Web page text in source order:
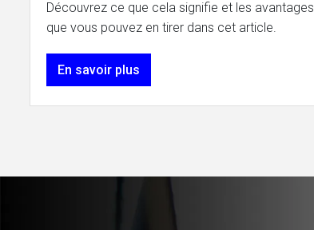
Découvrez ce que cela signifie et les avantages
que vous pouvez en tirer dans cet article.
En savoir plus